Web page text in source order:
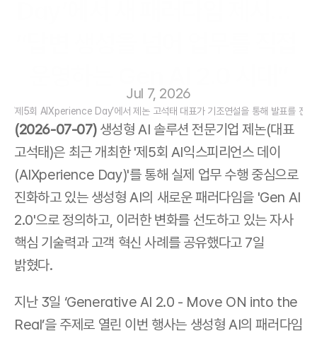
Jul 7, 2026
1] ‘제5회 AIXperience Day’에서 제논 고석태 대표가 기조연설을 통해 발표를 진행
(2026-07-07) 생성형 AI 솔루션 전문기업 제논(대표
고석태)은 최근 개최한 '제5회 AI익스피리언스 데이
(AIXperience Day)'를 통해 실제 업무 수행 중심으로
진화하고 있는 생성형 AI의 새로운 패러다임을 'Gen AI
2.0'으로 정의하고, 이러한 변화를 선도하고 있는 자사
핵심 기술력과 고객 혁신 사례를 공유했다고 7일
밝혔다.
지난 3일 ‘Generative AI 2.0 - Move ON into the
Real’을 주제로 열린 이번 행사는 생성형 AI의 패러다임